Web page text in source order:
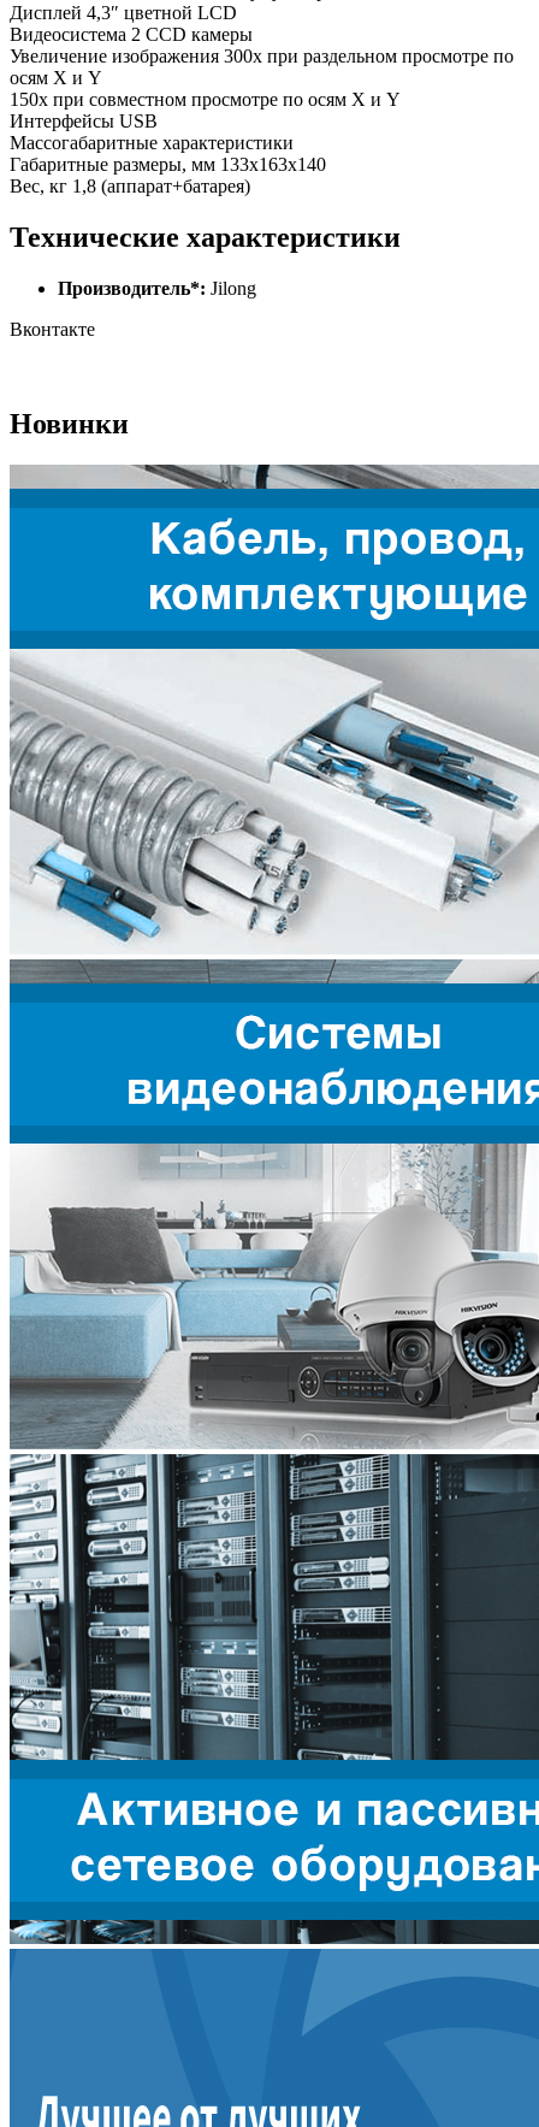
Дисплей 4,3″ цветной LCD
Видеосистема 2 CCD камеры
Увеличение изображения 300х при раздельном просмотре по
осям X и Y
150х при совместном просмотре по осям X и Y
Интерфейсы USB
Массогабаритные характеристики
Габаритные размеры, мм 133х163х140
Вес, кг 1,8 (аппарат+батарея)
Технические характеристики
Производитель*: Jilong
Вконтакте
Новинки